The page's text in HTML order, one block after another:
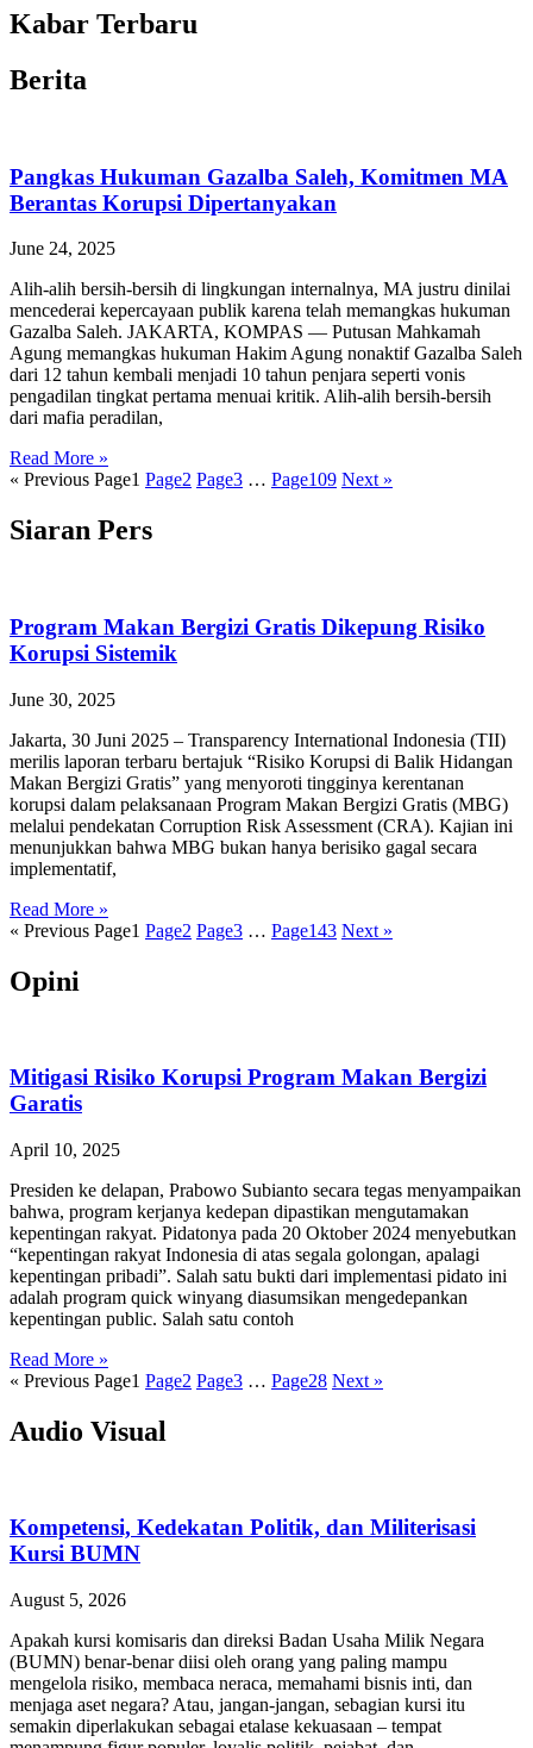
Kabar Terbaru
Berita
Pangkas Hukuman Gazalba Saleh, Komitmen MA
Berantas Korupsi Dipertanyakan
June 24, 2025
Alih-alih bersih-bersih di lingkungan internalnya, MA justru dinilai
mencederai kepercayaan publik karena telah memangkas hukuman
Gazalba Saleh. JAKARTA, KOMPAS — Putusan Mahkamah
Agung memangkas hukuman Hakim Agung nonaktif Gazalba Saleh
dari 12 tahun kembali menjadi 10 tahun penjara seperti vonis
pengadilan tingkat pertama menuai kritik. Alih-alih bersih-bersih
dari mafia peradilan,
Read More »
« Previous Page1 Page2 Page3 … Page109 Next »
Siaran Pers
Program Makan Bergizi Gratis Dikepung Risiko
Korupsi Sistemik
June 30, 2025
Jakarta, 30 Juni 2025 – Transparency International Indonesia (TII)
merilis laporan terbaru bertajuk “Risiko Korupsi di Balik Hidangan
Makan Bergizi Gratis” yang menyoroti tingginya kerentanan
korupsi dalam pelaksanaan Program Makan Bergizi Gratis (MBG)
melalui pendekatan Corruption Risk Assessment (CRA). Kajian ini
menunjukkan bahwa MBG bukan hanya berisiko gagal secara
implementatif,
Read More »
« Previous Page1 Page2 Page3 … Page143 Next »
Opini
Mitigasi Risiko Korupsi Program Makan Bergizi
Garatis
April 10, 2025
Presiden ke delapan, Prabowo Subianto secara tegas menyampaikan
bahwa, program kerjanya kedepan dipastikan mengutamakan
kepentingan rakyat. Pidatonya pada 20 Oktober 2024 menyebutkan
“kepentingan rakyat Indonesia di atas segala golongan, apalagi
kepentingan pribadi”. Salah satu bukti dari implementasi pidato ini
adalah program quick winyang diasumsikan mengedepankan
kepentingan public. Salah satu contoh
Read More »
« Previous Page1 Page2 Page3 … Page28 Next »
Audio Visual
Kompetensi, Kedekatan Politik, dan Militerisasi
Kursi BUMN
August 5, 2026
Apakah kursi komisaris dan direksi Badan Usaha Milik Negara
(BUMN) benar-benar diisi oleh orang yang paling mampu
mengelola risiko, membaca neraca, memahami bisnis inti, dan
menjaga aset negara? Atau, jangan-jangan, sebagian kursi itu
semakin diperlakukan sebagai etalase kekuasaan – tempat